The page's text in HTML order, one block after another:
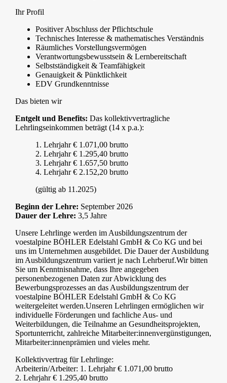
Ihr Profil
Positiver Abschluss der Pflichtschule
Technisches Interesse & mathematisches Verständnis
Räumliches Vorstellungsvermögen
Verantwortungsbewusstsein & Lernbereitschaft
Selbstständigkeit & Teamfähigkeit
Genauigkeit & Pünktlichkeit
EDV Grundkenntnisse
Das bieten wir
Entgelt und Benefits: Das kollektivvertragliche
Lehrlingseinkommen beträgt (14 x p.a.):
1. Lehrjahr € 1.071,00 brutto
2. Lehrjahr € 1.295,40 brutto
3. Lehrjahr € 1.657,50 brutto
4. Lehrjahr € 2.152,20 brutto
(gültig ab 11.2025)
Beginn der Lehre: September 2026
Dauer der Lehre: 3,5 Jahre
Unsere Lehrlinge werden im Ausbildungszentrum der
voestalpine BÖHLER Edelstahl GmbH & Co KG und bei
uns im Unternehmen ausgebildet. Die Dauer der Ausbildung
im Ausbildungszentrum variiert je nach Lehrberuf.Wir bitten
Sie um Kenntnisnahme, dass Ihre angegeben
personenbezogenen Daten zur Abwicklung des
Bewerbungsprozesses an das Ausbildungszentrum der
voestalpine BÖHLER Edelstahl GmbH & Co KG
weitergeleitet werden.Unseren Lehrlingen ermöglichen wir
individuelle Förderungen und fachliche Aus- und
Weiterbildungen, die Teilnahme an Gesundheitsprojekten,
Sportunterricht, zahlreiche Mitarbeiter:innenvergünstigungen,
Mitarbeiter:innenprämien und vieles mehr.
Kollektivvertrag für Lehrlinge:
Arbeiterin/Arbeiter: 1. Lehrjahr € 1.071,00 brutto
2. Lehrjahr € 1.295,40 brutto